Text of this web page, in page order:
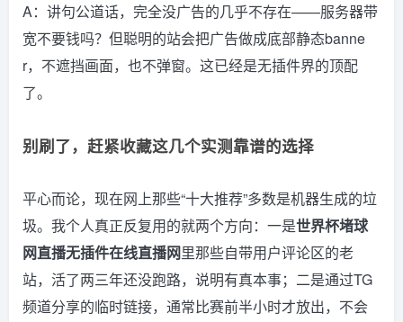
A：讲句公道话，完全没广告的几乎不存在——服务器带
宽不要钱吗？但聪明的站会把广告做成底部静态banne
r，不遮挡画面，也不弹窗。这已经是无插件界的顶配
了。
别刷了，赶紧收藏这几个实测靠谱的选择
平心而论，现在网上那些“十大推荐”多数是机器生成的垃
圾。我个人真正反复用的就两个方向：一是世界杯堵球
网直播无插件在线直播网里那些自带用户评论区的老
站，活了两三年还没跑路，说明有真本事；二是通过TG
频道分享的临时链接，通常比赛前半小时才放出，不会